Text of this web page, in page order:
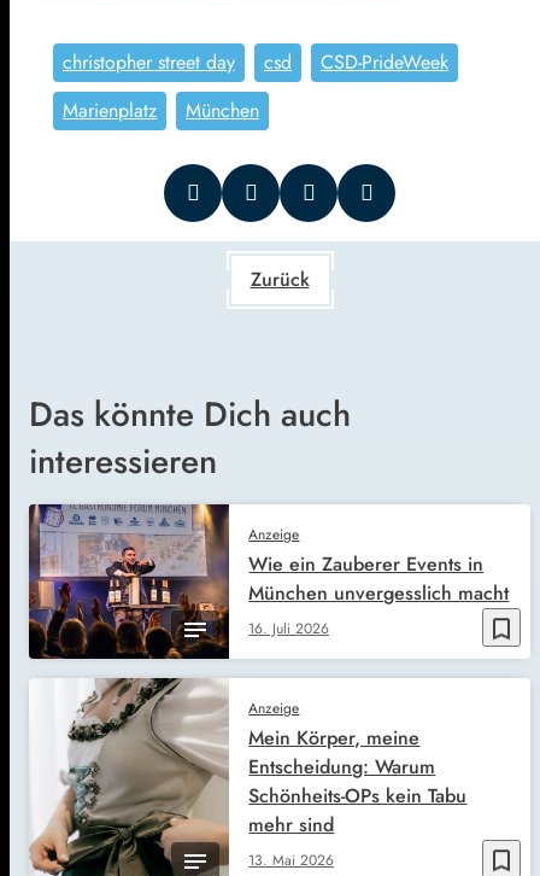
christopher street day csd
CSD-PrideWeek
Marienplatz
München
Zurück
Das könnte Dich auch
interessieren
bookmark_border
Anzeige
16. Juli 2026
Wie ein Zauberer Events in
München unvergesslich macht
bookmark_border
Anzeige
13. Mai 2026
Mein Körper, meine
Entscheidung: Warum
Schönheits-OPs kein Tabu
mehr sind